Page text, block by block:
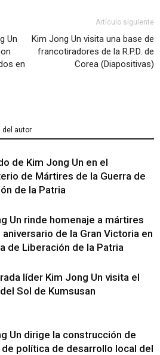
Un
en
Artículo siguiente
Kim Jong Un visita una base de
francotiradores de la R.P.D. de
Corea (Diapositivas)
del autor
de Kim Jong Un en el
de Mártires de la Guerra de
de la Patria
Un rinde homenaje a mártires
aniversario de la Gran Victoria en
de Liberación de la Patria
líder Kim Jong Un visita el
Sol de Kumsusan
Un dirige la construcción de
política de desarrollo local del